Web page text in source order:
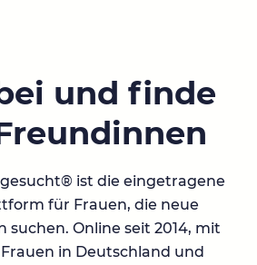
und finde
ist die eingetragene
für Frauen, die neue
suchen. Online seit 2014, mit
in Deutschland und